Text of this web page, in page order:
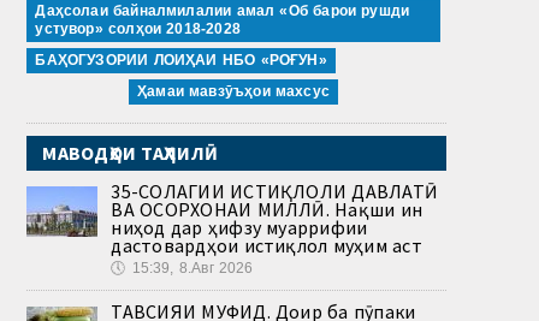
Даҳсолаи байналмилалии амал «Об барои рушди
устувор» солҳои 2018-2028
БАҲОГУЗОРИИ ЛОИҲАИ НБО «РОҒУН»
Ҳамаи мавзӯъҳои махсус
МАВОДҲОИ ТАҲЛИЛӢ
35-СОЛАГИИ ИСТИҚЛОЛИ ДАВЛАТӢ
ВА ОСОРХОНАИ МИЛЛӢ. Нақши ин
ниҳод дар ҳифзу муаррифии
дастовардҳои истиқлол муҳим аст
🕔 15:39, 8.Авг 2026
ТАВСИЯИ МУФИД. Доир ба пӯпаки